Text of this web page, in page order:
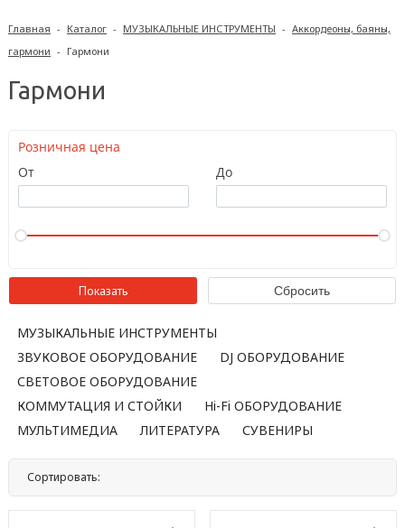
Главная - Каталог - МУЗЫКАЛЬНЫЕ ИНСТРУМЕНТЫ - Аккордеоны, баяны,
гармони - Гармони
Гармони
Розничная цена
От
До
МУЗЫКАЛЬНЫЕ ИНСТРУМЕНТЫ
ЗВУКОВОЕ ОБОРУДОВАНИЕ
DJ ОБОРУДОВАНИЕ
СВЕТОВОЕ ОБОРУДОВАНИЕ
КОММУТАЦИЯ И СТОЙКИ
Hi-Fi ОБОРУДОВАНИЕ
МУЛЬТИМЕДИА
ЛИТЕРАТУРА СУВЕНИРЫ
Сортировать: